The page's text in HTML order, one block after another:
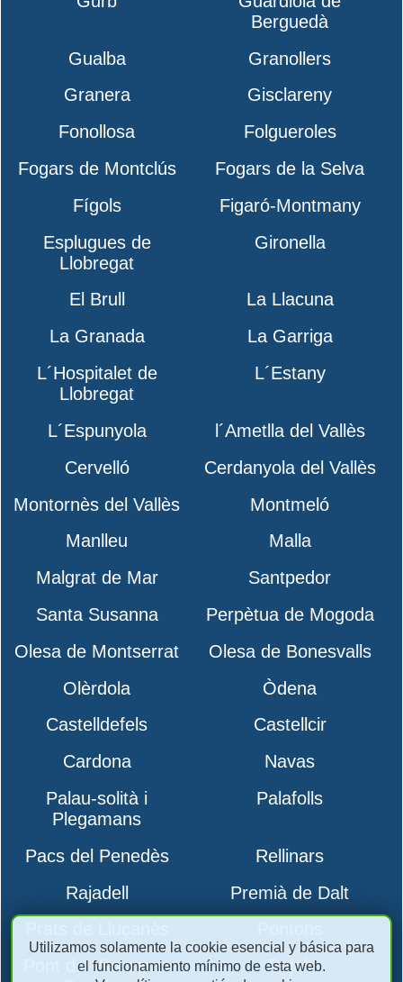
Berguedà
Gualba
Granollers
Granera
Gisclareny
Fonollosa
Folgueroles
Fogars de Montclús
Fogars de la Selva
Fígols
Figaró-Montmany
Esplugues de
Llobregat
Gironella
El Brull
La Llacuna
La Granada
La Garriga
L´Hospitalet de
Llobregat
L´Estany
L´Espunyola
l´Ametlla del Vallès
Cervelló
Cerdanyola del Vallès
Montornès del Vallès
Montmeló
Manlleu
Malla
Malgrat de Mar
Santpedor
Santa Susanna
Perpètua de Mogoda
Olesa de Montserrat
Olesa de Bonesvalls
Olèrdola
Òdena
Castelldefels
Castellcir
Cardona
Navas
Palau-solità i
Plegamans
Palafolls
Pacs del Penedès
Rellinars
Rajadell
Premià de Dalt
Pont de Vilomara i
Pujalt
Utilizamos solamente la cookie esencial y básica para
el funcionamiento mínimo de esta web.